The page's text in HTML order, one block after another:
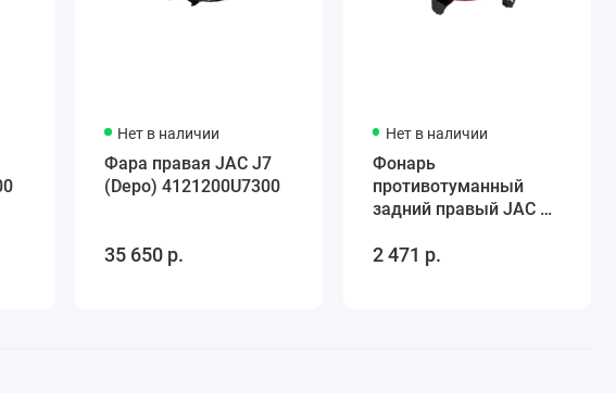
Нет в наличии
Фара правая JAC J7
(Depo) 4121200U7300
35 650 р.
Нет в наличии
Фонарь
противотуманный
задний правый JAC J7
2 471 р.